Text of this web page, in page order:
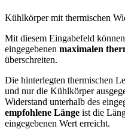
Kühlkörper mit thermischen
Mit diesem Eingabefeld
eingegebenen maximalen
überschreiten.
Die hinterlegten thermischen
und nur die Kühlkörper
Widerstand unterhalb des
empfohlene Länge ist die
eingegebenen Wert erreicht.